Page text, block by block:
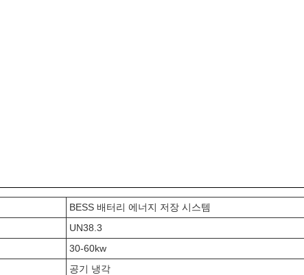
BESS 배터리 에너지 저장 시스템
UN38.3
30-60kw
공기 냉각